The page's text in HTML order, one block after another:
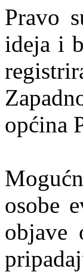
Pravo
ideja i
općina
osobe
objave